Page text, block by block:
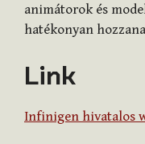
animátorok és
hatékonyan
Link
Infinigen hivatalos